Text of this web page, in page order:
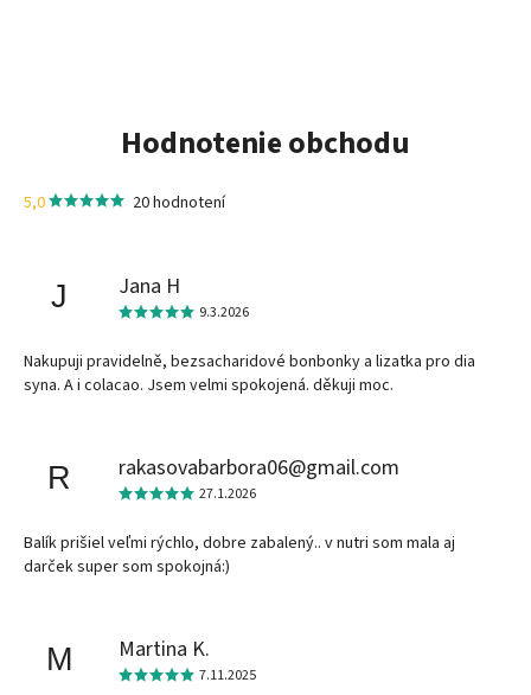
Hodnotenie obchodu
5,0 20 hodnotení
J Jana H
9.3.2026
Nakupuji pravidelně, bezsacharidové bonbonky a lizatka pro dia
syna. A i colacao. Jsem velmi spokojená. děkuji moc.
R rakasovabarbora06@gmail.com
27.1.2026
Balík prišiel veľmi rýchlo, dobre zabalený.. v nutri som mala aj
darček super som spokojná:)
M Martina K.
7.11.2025